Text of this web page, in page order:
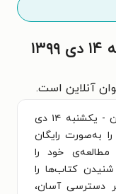
آنلاین است.
برای تجربه‌ای بهتر در دانلود کتاب جوان - يکشنبه ۱۴ دی
را به‌صورت رایگان
خود را
کتاب‌ها را
دسترسی آسان،